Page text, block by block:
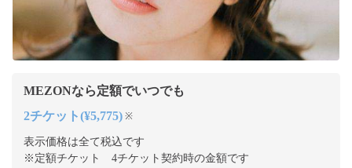
MEZONなら定額でいつでも
2チケット(¥5,775) ※
表示価格は全て税込です
※定額チケット 4チケット契約時の金額です